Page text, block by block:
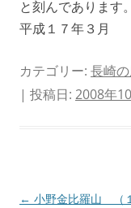
と刻んであります
平成１７年３月
カテゴリー: 長崎の
| 投稿日: 2008年
投
← 小野金比羅山